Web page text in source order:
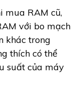
mua RAM cũ,
với bo mạch
khác trong
thích có thể
suất của máy